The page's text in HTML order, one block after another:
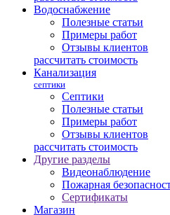
Водоснабжение
Полезные статьи
Примеры работ
Отзывы клиентов
рассчитать стоимость
Канализация
септики
Септики
Полезные статьи
Примеры работ
Отзывы клиентов
рассчитать стоимость
Другие разделы
Видеонаблюдение
Пожарная
Сертификаты
Магазин